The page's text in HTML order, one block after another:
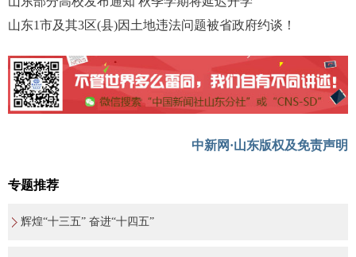
山东1市及其3区(县)因土地违法问题被省政府约谈！
中新网·山东版权及免责声明
专题推荐
辉煌“十三五” 奋进“十四五”